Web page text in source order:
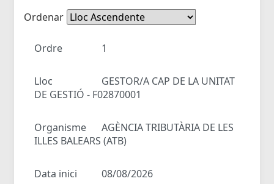
Ordenar
Ordre 1
Lloc
GESTOR/A CAP DE LA UNITAT
DE GESTIÓ - F02870001
Organisme
AGÈNCIA TRIBUTÀRIA DE LES
ILLES BALEARS (ATB)
Data inici 08/08/2026